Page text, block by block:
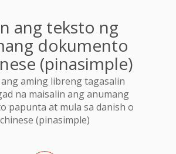
ang teksto ng
dokumento
(pinasimple)
aming libreng tagasalin
na maisalin ang anumang
papunta at mula sa danish o
chinese (pinasimple)